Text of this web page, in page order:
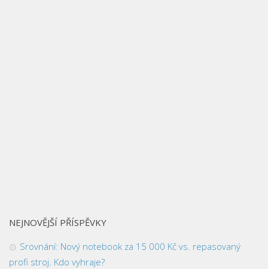
NEJNOVĚJŠÍ PŘÍSPĚVKY
Srovnání: Nový notebook za 15 000 Kč vs. repasovaný
profi stroj. Kdo vyhraje?